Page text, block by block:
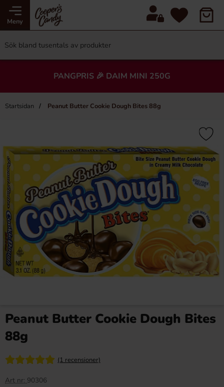
Meny
PANGPRIS 🎉 DAIM MINI 250G
Startsidan Peanut Butter Cookie Dough Bites 88g
Peanut Butter Cookie Dough Bites
88g
(1 recensioner)
Art nr: 90306